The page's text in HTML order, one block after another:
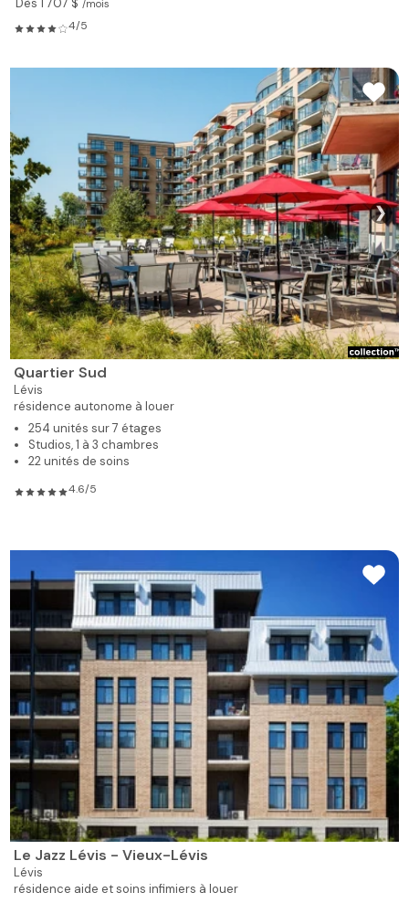
/mois
4/5
❯
Quartier Sud
Lévis
résidence autonome à louer
254 unités sur 7 étages
Studios, 1 à 3 chambres
22 unités de soins
4.6/5
Le Jazz Lévis - Vieux-Lévis
Lévis
résidence aide et soins infimiers à louer